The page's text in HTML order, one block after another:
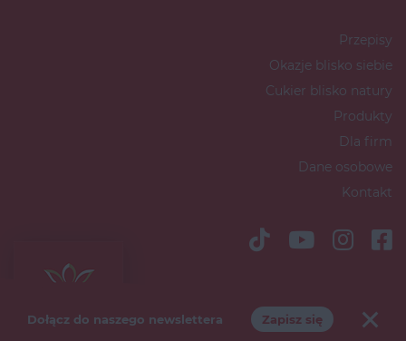
Dołącz do naszego newslettera Zapisz się
Przepisy
Okazje blisko siebie
Cukier blisko natury
Produkty
Dla firm
Dane osobowe
Kontakt
Polityka marketingowa
Polityka prywatności